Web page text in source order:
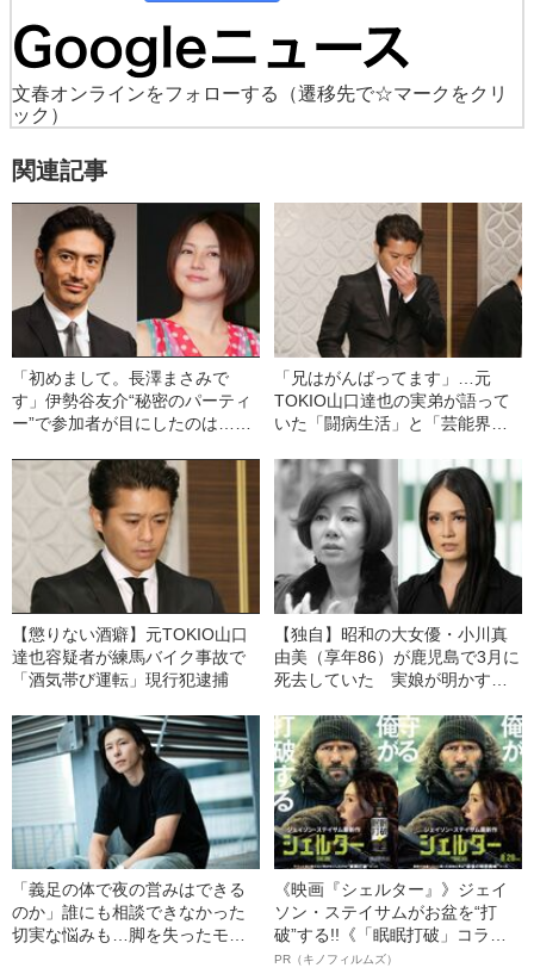
文春オンラインをフォローする
（遷移先で☆マークをクリ
ック）
関連記事
「初めまして。長澤まさみで
す」伊勢谷友介“秘密のパーティ
ー”で参加者が目にしたのは……
「兄はがんばってます」…元
TOKIO山口達也の実弟が語って
いた「闘病生活」と「芸能界復
【懲りない酒癖】元TOKIO山口
達也容疑者が練馬バイク事故で
「酒気帯び運転」現行犯逮捕
【独自】昭和の大女優・小川真
由美（享年86）が鹿児島で3月に
死去していた 実娘が明かす
「義足の体で夜の営みはできる
のか」誰にも相談できなかった
切実な悩みも…脚を失ったモデ
《映画『シェルター』》ジェイ
ソン・ステイサムがお盆を“打
破”する!!《「眠眠打破」コラ
ボ》
PR（キノフィルムズ）